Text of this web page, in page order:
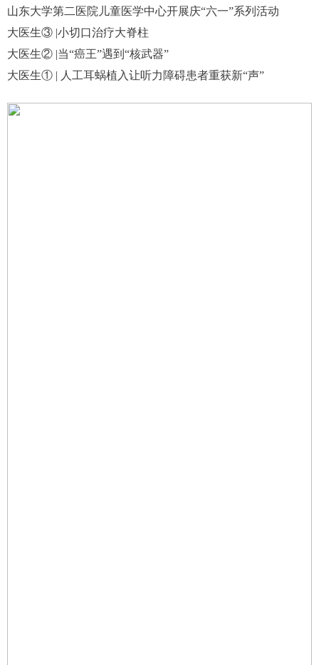
山东大学第二医院儿童医学中心开展庆“六一”系列活动
大医生③ |小切口治疗大脊柱
大医生② |当“癌王”遇到“核武器”
大医生① | 人工耳蜗植入让听力障碍患者重获新“声”